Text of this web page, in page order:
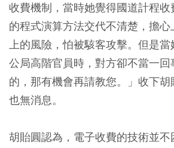
收費機制，當時她覺得國道計程
的程式演算方法交代不清楚，擔
上的風險，怕被駭客攻擊。但是
公局高階官員時，對方卻不當一
的，那有機會再請教您。」收下
也無消息。
胡貽圓認為，電子收費的技術並